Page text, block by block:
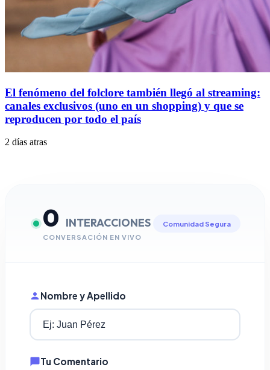
El fenómeno del folclore también llegó al streaming:
canales exclusivos (uno en un shopping) y que se
reproducen por todo el país
2 días atras
0 INTERACCIONES
CONVERSACIÓN EN VIVO
Comunidad Segura
Nombre y Apellido
Tu Comentario